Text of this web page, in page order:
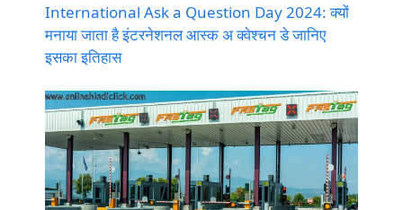
International Ask a Question Day 2024: क्यों
मनाया जाता है इंटरनेशनल आस्क अ क्वेश्चन डे जानिए
इसका इतिहास